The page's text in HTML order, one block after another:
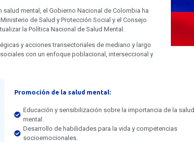
salud mental, el Gobierno Nacional de Colombia ha
de Salud y Protección Social y el Consejo
la Política Nacional de Salud Mental.
y acciones transectoriales de mediano y largo
con un enfoque poblacional, interseccional y
Promoción de la salud mental:
Educación y sensibilización sobre la importancia de la salud
mental.
Desarrollo de habilidades para la vida y competencias
socioemocionales.